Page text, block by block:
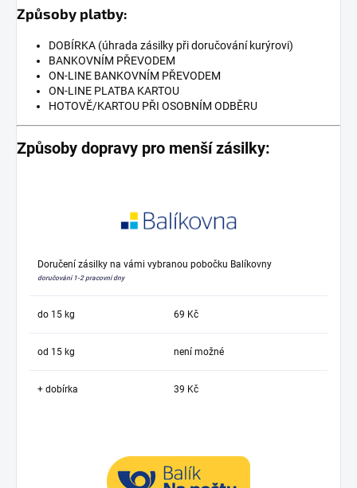
Způsoby platby:
DOBÍRKA (úhrada zásilky při doručování kurýrovi)
BANKOVNÍM PŘEVODEM
ON-LINE BANKOVNÍM PŘEVODEM
ON-LINE PLATBA KARTOU
HOTOVĚ/KARTOU PŘI OSOBNÍM ODBĚRU
Způsoby dopravy pro menší zásilky:
Doručení zásilky na vámi vybranou pobočku Balíkovny
doručování 1-2 pracovní dny
do 15 kg 69 Kč
od 15 kg není možné
+ dobírka 39 Kč